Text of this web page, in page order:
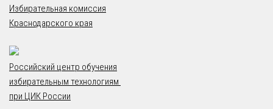
Избирательная комиссия
Краснодарского края
Российский центр обучения
избирательным технологиям
при ЦИК России